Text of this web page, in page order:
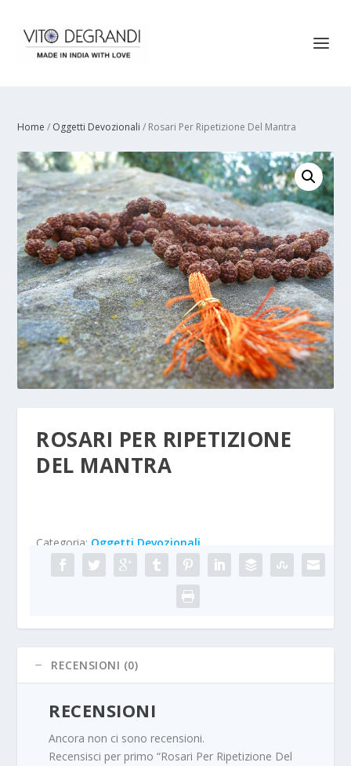
Home / Oggetti Devozionali / Rosari Per Ripetizione Del Mantra
ROSARI PER RIPETIZIONE
DEL MANTRA
Categoria: Oggetti Devozionali
RECENSIONI (0)
RECENSIONI
Ancora non ci sono recensioni.
Recensisci per primo “Rosari Per Ripetizione Del